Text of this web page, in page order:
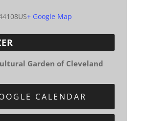
US+ Google Map
Garden of Cleveland
CALENDAR